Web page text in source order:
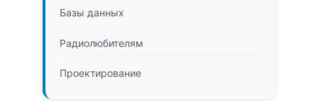
Базы данных
Радиолюбителям
Проектирование